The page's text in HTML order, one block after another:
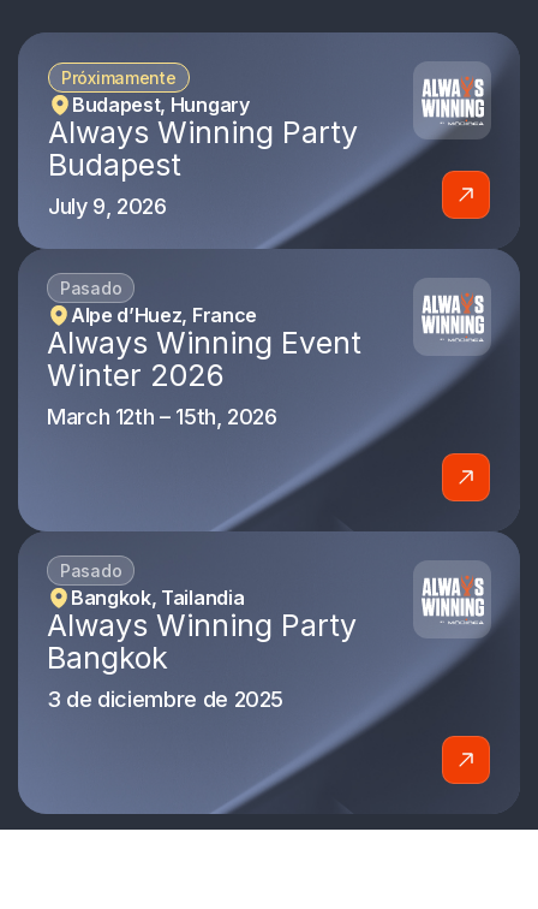
Próximamente
Budapest, Hungary
Always Winning Party
Budapest
July 9, 2026
Pasado
Alpe d’Huez, France
Always Winning Event
Winter 2026
March 12th – 15th, 2026
Pasado
Bangkok, Tailandia
Always Winning Party
Bangkok
3 de diciembre de 2025